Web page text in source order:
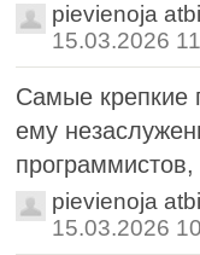
pievienoja
15.03.2026
Самые крепкие
ему
программистов,
pievienoja
15.03.2026